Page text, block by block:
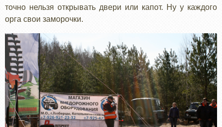
точно нельзя открывать двери или капот. Ну у каждого
орга свои заморочки.